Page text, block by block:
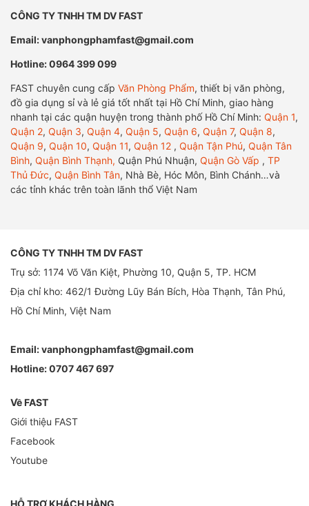
CÔNG TY TNHH TM DV FAST
Email: vanphongphamfast@gmail.com
Hotline: 0964 399 099
FAST chuyên cung cấp Văn Phòng Phẩm, thiết bị văn phòng,
đồ gia dụng sỉ và lẻ giá tốt nhất tại Hồ Chí Minh, giao hàng
nhanh tại các quận huyện trong thành phố Hồ Chí Minh: Quận 1,
Quận 2, Quận 3, Quận 4, Quận 5, Quận 6, Quận 7, Quận 8,
Quận 9, Quận 10, Quận 11, Quận 12 , Quận Tận Phú, Quận Tân
Bình, Quận Bình Thạnh, Quận Phú Nhuận, Quận Gò Vấp , TP
Thủ Đức, Quận Bình Tân, Nhà Bè, Hóc Môn, Bình Chánh…và
các tỉnh khác trên toàn lãnh thổ Việt Nam
CÔNG TY TNHH TM DV FAST
Trụ sở: 1174 Võ Văn Kiệt, Phường 10, Quận 5, TP. HCM
Địa chỉ kho: 462/1 Đường Lũy Bán Bích, Hòa Thạnh, Tân Phú,
Hồ Chí Minh, Việt Nam
Email:vanphongphamfast@gmail.com
Hotline:0707 467 697
Về FAST
Giới thiệu FAST
Facebook
Youtube
HỖ TRỢ KHÁCH HÀNG